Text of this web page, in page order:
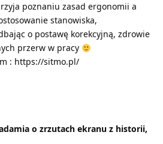
poznaniu zasad ergonomii a
stanowiska,
o postawę korekcyjną, zdrowie
przerw w pracy
: https://sitmo.pl/
o zrzutach ekranu z historii,